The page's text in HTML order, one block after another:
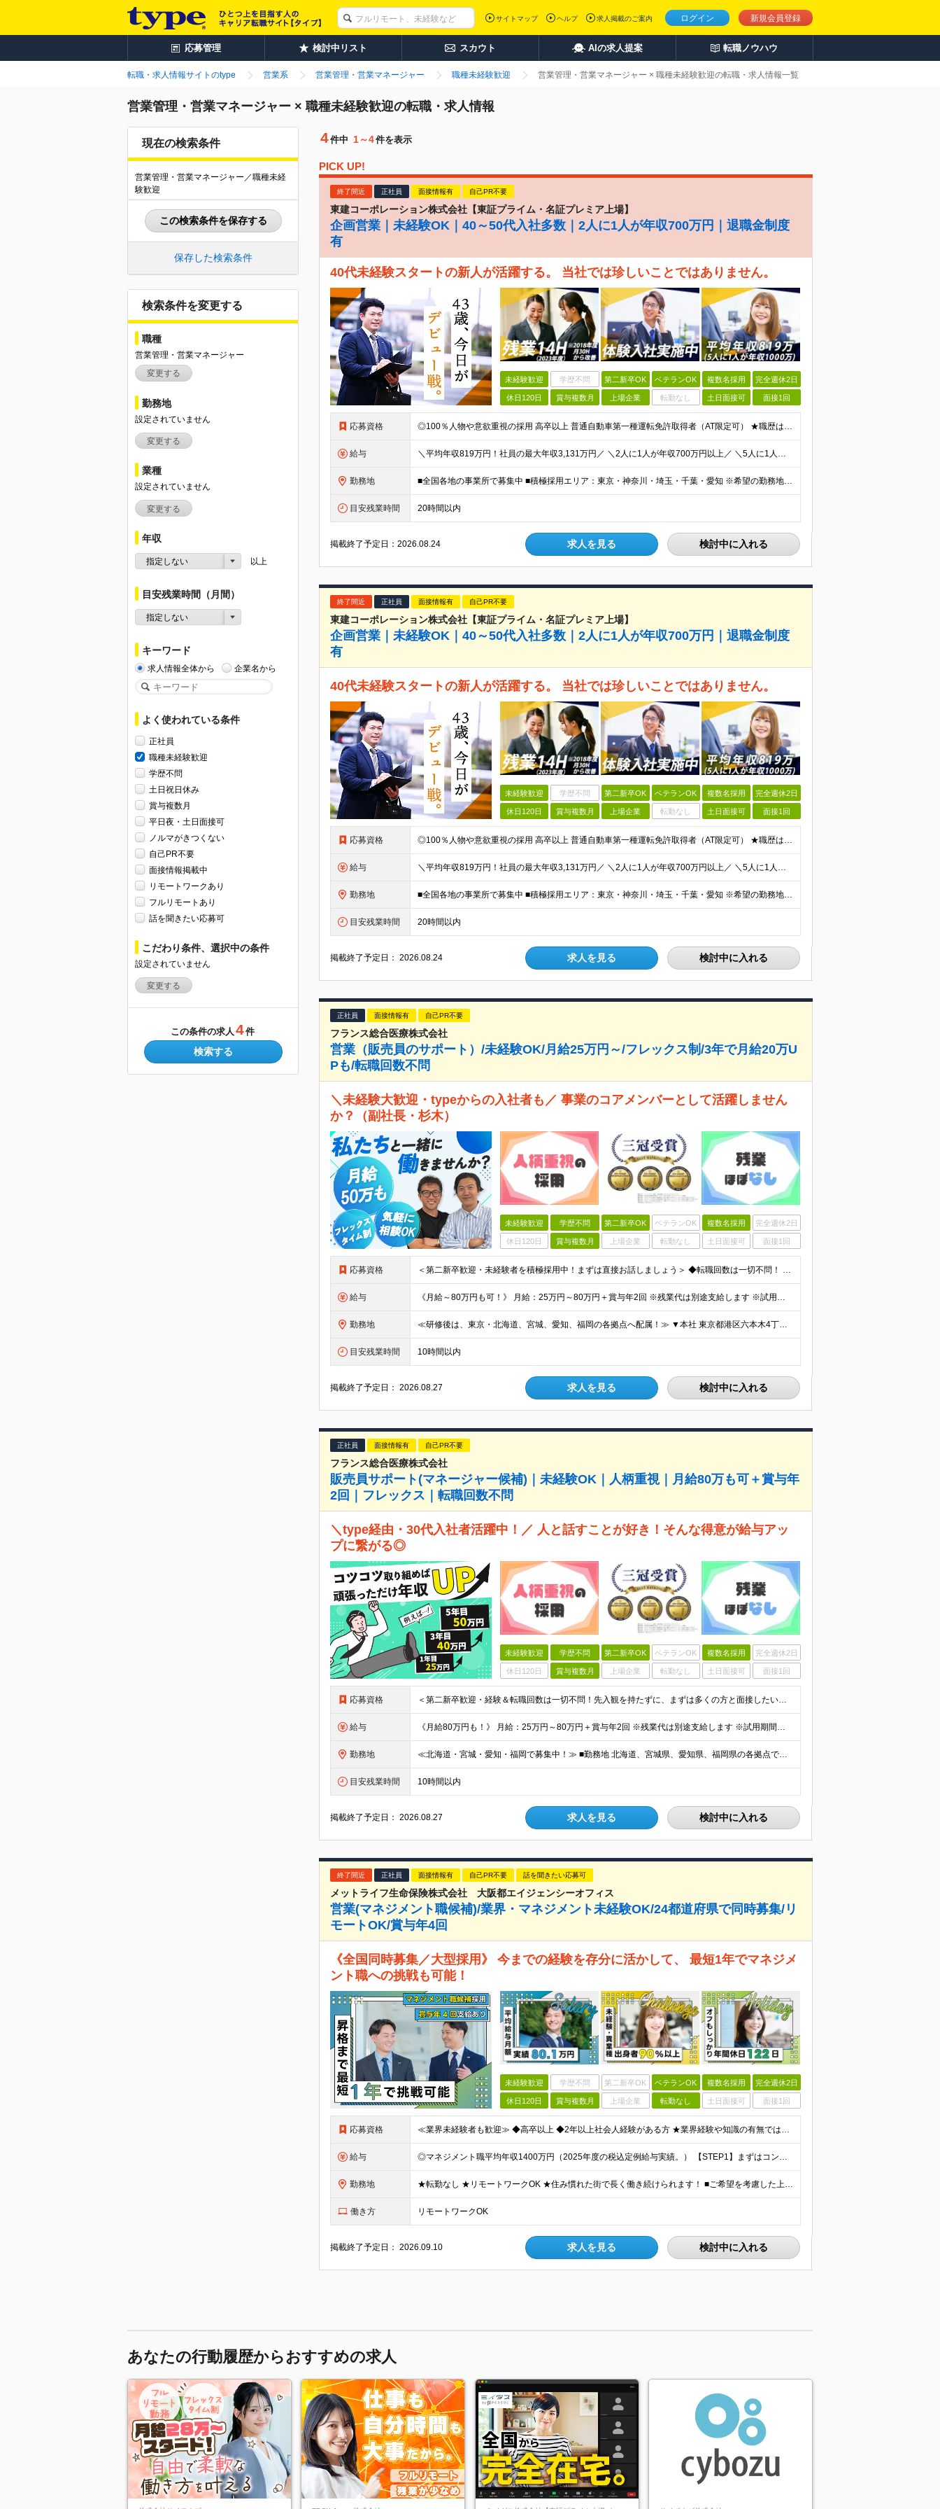
ログイン 新規会員登録
サイトマップ ヘルプ 求人掲載のご案内
応募管理 検討中リスト スカウト AIの求人提案 転職ノウハウ
転職・求人情報サイトのtype 営業系 営業管理・営業マネージャー 職種未経験歓迎 営業管理・営業マネージャー × 職種未経験歓迎の転職・求人情報一覧
営業管理・営業マネージャー × 職種未経験歓迎の転職・求人情報
現在の検索条件
営業管理・営業マネージャー／職種未経
験歓迎
この検索条件を保存する
保存した検索条件
検索条件を変更する
職種
営業管理・営業マネージャー
変更する
勤務地
設定されていません
変更する
業種
設定されていません
変更する
年収
指定しない 以上
目安残業時間（月間）
指定しない
キーワード
求人情報全体から 企業名から
よく使われている条件
正社員
職種未経験歓迎
学歴不問
土日祝日休み
賞与複数月
平日夜・土日面接可
ノルマがきつくない
自己PR不要
面接情報掲載中
リモートワークあり
フルリモートあり
話を聞きたい応募可
こだわり条件、選択中の条件
設定されていません
変更する
この条件の求人 4件
検索する
4件中 1～4件を表示
PICK UP!
終了間近 正社員 面接情報有 自己PR不要
東建コーポレーション株式会社【東証プライム・名証プレミア上場】
企画営業｜未経験OK｜40～50代入社多数｜2人に1人が年収700万円｜退職金制度
有
40代未経験スタートの新人が活躍する。 当社では珍しいことではありません。
未経験歓迎 学歴不問 第二新卒OK ベテランOK 複数名採用 完全週休2日
休日120日 賞与複数月 上場企業 転勤なし 土日面接可 面接1回
応募資格 ◎100％人物や意欲重視の採用 高卒以上 普通自動車第一種運転免許取得者（AT限定可） ★職歴は全く問いません！ 前向きにコツコツと向き合える方であれば結果がついてくるお仕事です。 現職・無職、正社
給与 ＼平均年収819万円！社員の最大年収3,131万円／ ＼2人に1人が年収700万円以上／ ＼5人に1人が年収1,000万円以上！／ 固定給だけで、年収524万円も可能！ インセンティブだけでなく固定給
勤務地 ■全国各地の事業所で募集中 ■積極採用エリア：東京・神奈川・埼玉・千葉・愛知 ※希望の勤務地で働ける！通勤可能な事業所を選定していきます ※地元に戻って働きたいUターン希望者も歓迎します！ ※社用車を
目安残業時間 20時間以内
掲載終了予定日：2026.08.24 求人を見る 検討中に入れる
終了間近 正社員 面接情報有 自己PR不要
東建コーポレーション株式会社【東証プライム・名証プレミア上場】
企画営業｜未経験OK｜40～50代入社多数｜2人に1人が年収700万円｜退職金制度
有
40代未経験スタートの新人が活躍する。 当社では珍しいことではありません。
未経験歓迎 学歴不問 第二新卒OK ベテランOK 複数名採用 完全週休2日
休日120日 賞与複数月 上場企業 転勤なし 土日面接可 面接1回
応募資格 ◎100％人物や意欲重視の採用 高卒以上 普通自動車第一種運転免許取得者（AT限定可） ★職歴は全く問いません！ 前向きにコツコツと向き合える方であれば結果がついてくるお仕事です。 現職・無職、正社
給与 ＼平均年収819万円！社員の最大年収3,131万円／ ＼2人に1人が年収700万円以上／ ＼5人に1人が年収1,000万円以上！／ 固定給だけで、年収524万円も可能！ インセンティブだけでなく固定給
勤務地 ■全国各地の事業所で募集中 ■積極採用エリア：東京・神奈川・埼玉・千葉・愛知 ※希望の勤務地で働ける！通勤可能な事業所を選定していきます ※地元に戻って働きたいUターン希望者も歓迎します！ ※社用車を
目安残業時間 20時間以内
掲載終了予定日：2026.08.24 求人を見る 検討中に入れる
正社員 面接情報有 自己PR不要
フランス総合医療株式会社
営業（販売員のサポート）/未経験OK/月給25万円～/フレックス制/3年で月給20万U
Pも/転職回数不問
＼未経験大歓迎・typeからの入社者も／ 事業のコアメンバーとして活躍しません
か？（副社長・杉木）
未経験歓迎 学歴不問 第二新卒OK ベテランOK 複数名採用 完全週休2日
休日120日 賞与複数月 上場企業 転勤なし 土日面接可 面接1回
応募資格 ＜第二新卒歓迎・未経験者を積極採用中！まずは直接お話しましょう＞ ◆転職回数は一切不問！ ◆学歴不問 ◆未経験OK 《代表取締役副社長の杉木が採用で心がけていること》 どこで才能が開花するかわからな
給与 《月給～80万円も可！》 月給：25万円～80万円＋賞与年2回 ※残業代は別途支給します ※試用期間は2ヶ月（待遇・給与・雇用形態に差異はありません） ※経験・スキルに応じて決定します
勤務地 ≪研修後は、東京・北海道、宮城、愛知、福岡の各拠点へ配属！≫ ▼本社 東京都港区六本木4丁目1番16号 六本木ハイツB1階 （研修地：首都圏の支店にて） ▼研修後の配属先 東京都、北海道、宮城県、
目安残業時間 10時間以内
掲載終了予定日：2026.08.27 求人を見る 検討中に入れる
正社員 面接情報有 自己PR不要
フランス総合医療株式会社
販売員サポート(マネージャー候補)｜未経験OK｜人柄重視｜月給80万も可＋賞与年
2回｜フレックス｜転職回数不問
＼type経由・30代入社者活躍中！／ 人と話すことが好き！そんな得意が給与アッ
プに繋がる◎
未経験歓迎 学歴不問 第二新卒OK ベテランOK 複数名採用 完全週休2日
休日120日 賞与複数月 上場企業 転勤なし 土日面接可 面接1回
応募資格 ＜第二新卒歓迎・経験＆転職回数は一切不問！先入観を持たずに、まずは多くの方と面接したいと考えています＞ ◆未経験OK ◆学歴不問 ◆簡単なPC入力に抵抗がない方 ◆普通自動車免許をお持ちの方 《代
給与 《月給80万円も！》 月給：25万円～80万円＋賞与年2回 ※残業代は別途支給します ※試用期間は2ヶ月（待遇・給与・雇用形態に差異はありません） ※経験・スキルに応じて決定します
勤務地 ≪北海道・宮城・愛知・福岡で募集中！≫ ■勤務地 北海道、宮城県、愛知県、福岡県の各拠点で募集いたします。 ■本社 東京都港区六本木4丁目1番16号 六本木ハイツB1階 ※転勤あり ※入社後1か
目安残業時間 10時間以内
掲載終了予定日：2026.08.27 求人を見る 検討中に入れる
終了間近 正社員 面接情報有 自己PR不要 話を聞きたい応募可
メットライフ生命保険株式会社 大阪都エイジェンシーオフィス
営業(マネジメント職候補)/業界・マネジメント未経験OK/24都道府県で同時募集/リ
モートOK/賞与年4回
《全国同時募集／大型採用》 今までの経験を存分に活かして、 最短1年でマネジメ
ント職への挑戦も可能！
未経験歓迎 学歴不問 第二新卒OK ベテランOK 複数名採用 完全週休2日
休日120日 賞与複数月 上場企業 転勤なし 土日面接可 面接1回
応募資格 ≪業界未経験者も歓迎≫ ◆高卒以上 ◆2年以上社会人経験がある方 ★業界経験や知識の有無ではなく、 「そのお客さまにとっての最善策を真剣に考える姿勢」や 「お客さまにベストまたはセカンドベストの施
給与 ◎マネジメント職平均年収1400万円（2025年度の税込定例給与実績。） 【STEP1】まずはコンサルタントからスタート ◆初任給月給：20万円から35万円＋業績給＋賞与年4回（※個人業績による）
勤務地 ★転勤なし ★リモートワークOK ★住み慣れた街で長く働き続けられます！ ■ご希望を考慮した上で勤務地を決定いたします ■地域のお客さまとの長期に亘る信頼関係を重視するため転勤無し。 ■U・Iタ
働き方 リモートワークOK
掲載終了予定日：2026.09.10 求人を見る 検討中に入れる
あなたの行動履歴からおすすめの求人